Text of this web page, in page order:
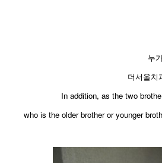
누
더서울치
​In addition, as the two
who is the older brother or younger